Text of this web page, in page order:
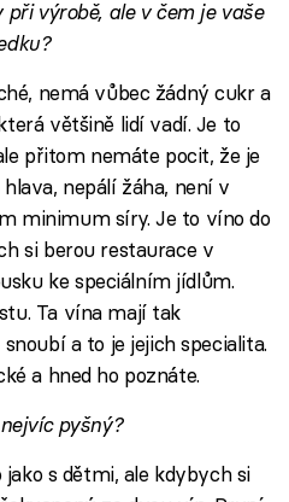
výrobě, ale v čem je vaše
nemá vůbec žádný cukr a
většině lidí vadí. Je to
přitom nemáte pocit, že je
nepálí žáha, není v
minimum síry. Je to víno do
si berou restaurace v
ke speciálním jídlům.
Ta vína mají tak
a to je jejich specialita.
a hned ho poznáte.
pyšný?
s dětmi, ale kdybych si